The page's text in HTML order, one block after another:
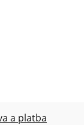
a platba